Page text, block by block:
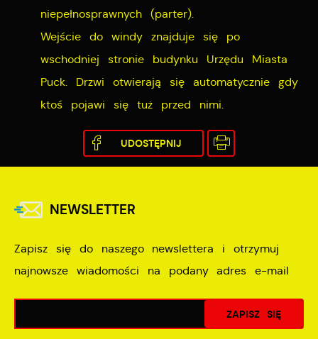
niepełnosprawnych (parter).
Wejście do windy znajduje się po
wschodniej stronie budynku Urzędu Miasta
Puck. Drzwi otwierają się automatycznie gdy
ktoś pojawi się tuż przed nimi.
UDOSTĘPNIJ
NEWSLETTER
Zapisz się do naszego newslettera i otrzymuj
najnowsze wiadomości na podany adres e-mail